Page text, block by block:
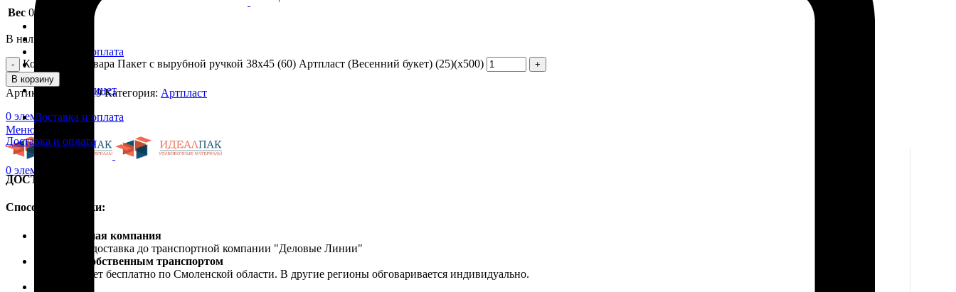
Доставка и оплата
Контакты
Личный кабинет
0 элемент / 0.00₽
Меню
0 элемент
Вес 0.0224 кг
В наличии
Количество товара Пакет с вырубной ручкой 38х45 (60) Артпласт (Весенний букет) (25)(х500)
В корзину
Артикул: ВУР51119 Категория: Артпласт
Доставка и оплата
Доставка и оплата
ДОСТАВКА
Способы доставки:
Транспортная компания
Бесплатная доставка до транспортной компании "Деловые Линии"
Доставка собственным транспортом
Осуществляет бесплатно по Смоленской области. В другие регионы обговаривается индивидуально.